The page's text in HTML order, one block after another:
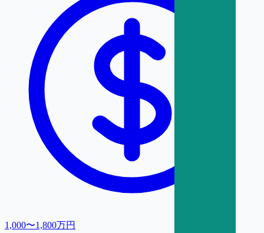
1,000〜1,800万円